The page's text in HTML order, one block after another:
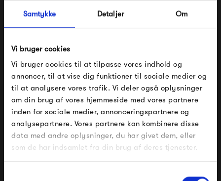
Samtykke Detaljer Om
Vi bruger cookies
Vi bruger cookies til at tilpasse vores indhold og
annoncer, til at vise dig funktioner til sociale medier og
til at analysere vores trafik. Vi deler også oplysninger
om din brug af vores hjemmeside med vores partnere
inden for sociale medier, annonceringspartnere og
analysepartnere. Vores partnere kan kombinere disse
data med andre oplysninger, du har givet dem, eller
som de har indsamlet fra din brug af deres tjenester.
møbler i hjemmet. &Tradition lamper danner med deres
af os ofte søger.
Se alle varer fra &Tradition
Produkter fra samme kategori
FÅ 10% PÅ DIN NÆSTE ORDRE
Indtast din e-mail, så sender vi rabatkoden til dig på
mail. Minimumsbeløb er 499 kr. for at indløse
rabatten.
Gælder ikke på produkter fra Fermob, File Under